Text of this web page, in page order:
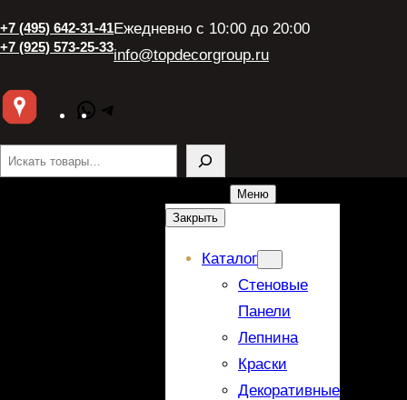
к
+7 (495) 642-31-41
+7 (925) 573-25-33
Ежедневно с 10:00 до 20:00
info@topdecorgroup.ru
WhatsApp
Поиск
Меню
Закрыть
Каталог
Стеновые
Панели
Лепнина
Краски
Декоративные